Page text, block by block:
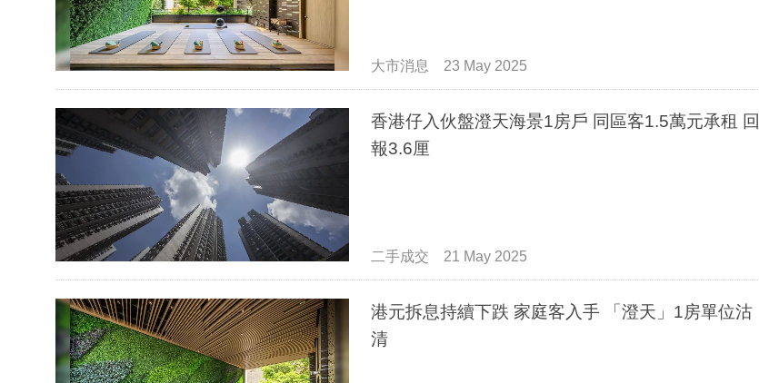
大市消息 23 May 2025
香港仔入伙盤澄天海景1房戶 同區客1.5萬元承租 回
報3.6厘
二手成交 21 May 2025
港元拆息持續下跌 家庭客入手 「澄天」1房單位沽
清